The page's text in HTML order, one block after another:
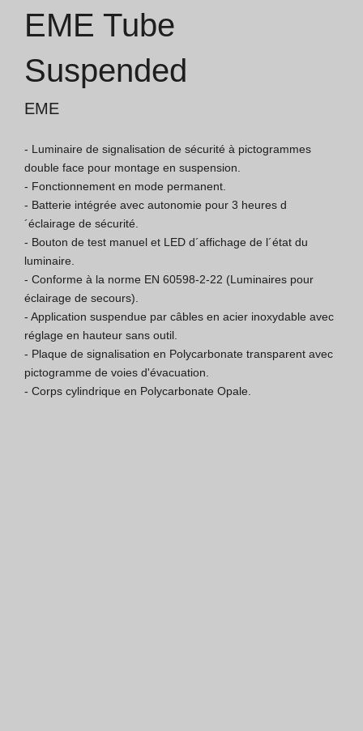
Général [PT/ES]
Documents
Considérations Générales
Certification ISO 9001
Conditions de Vente
Conditions de Garantie
Logo Pack
EME Tube
Suspended
EME
- Luminaire de signalisation de sécurité à pictogrammes
double face pour montage en suspension.
- Fonctionnement en mode permanent.
- Batterie intégrée avec autonomie pour 3 heures d
´éclairage de sécurité.
- Bouton de test manuel et LED d´affichage de l´état du
luminaire.
- Conforme à la norme EN 60598-2-22 (Luminaires pour
éclairage de secours).
- Application suspendue par câbles en acier inoxydable avec
réglage en hauteur sans outil.
- Plaque de signalisation en Polycarbonate transparent avec
pictogramme de voies d'évacuation.
- Corps cylindrique en Polycarbonate Opale.